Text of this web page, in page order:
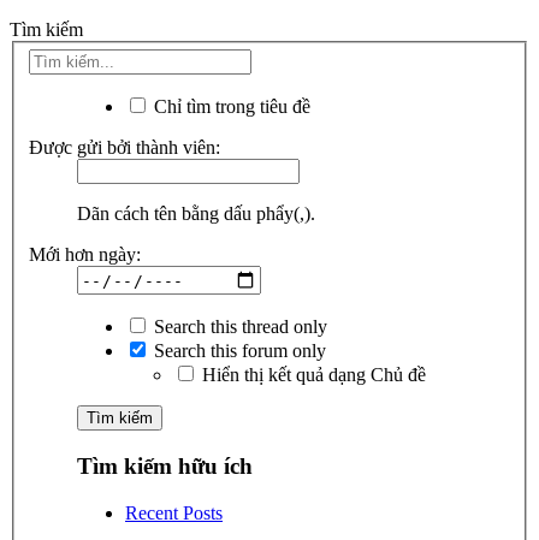
Tìm kiếm
Chỉ tìm trong tiêu đề
Được gửi bởi thành viên:
Dãn cách tên bằng dấu phẩy(,).
Mới hơn ngày:
Search this thread only
Search this forum only
Hiển thị kết quả dạng Chủ đề
Tìm kiếm hữu ích
Recent Posts